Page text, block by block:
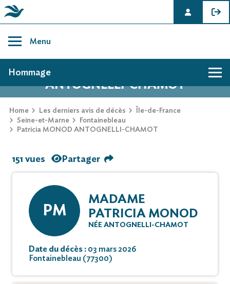
content
Menu
AVIS DE DÉCÈS DE PATRICIA MONOD
ANTOGNELLI-CHAMOT
Home Les derniers avis de décès
Île-de-France
Seine-et-Marne
Fontainebleau
Patricia MONOD ANTOGNELLI-CHAMOT
Hommage
151 vues Partager
PM
MADAME
PATRICIA MONOD
NÉE ANTOGNELLI-CHAMOT
Date du décès : 03 mars 2026
Fontainebleau (77300)